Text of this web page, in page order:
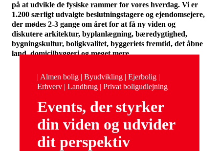
på at udvikle de fysiske rammer for vores hverdag. Vi er
1.200 særligt udvalgte beslutningstagere og ejendomsejere,
der mødes 2-3 gange om året for at få ny viden og
diskutere arkitektur, byplanlægning, bæredygtighed,
bygningskultur, boligkvalitet, byggeriets fremtid, det åbne
land, domicilbyggeri og meget mere.
| Almen bolig | Byudvikling | Ejerbolig |
Erhverv | Landbrug | Privat boligudlejning
Events, der styrker
din viden og udvider
dit perspektiv